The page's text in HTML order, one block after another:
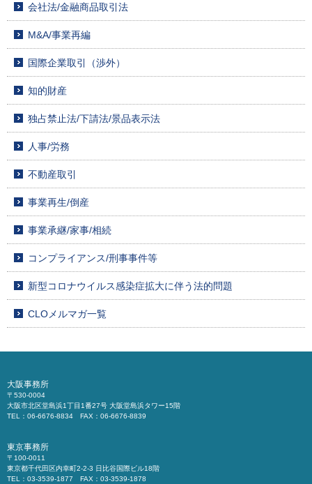
会社法/金融商品取引法
M&A/事業再編
国際企業取引（渉外）
知的財産
独占禁止法/下請法/景品表示法
人事/労務
不動産取引
事業再生/倒産
事業承継/家事/相続
コンプライアンス/刑事事件等
新型コロナウイルス感染症拡大に伴う法的問題
CLOメルマガ一覧
大阪事務所
〒530-0004
大阪市北区堂島浜1丁目1番27号 大阪堂島浜タワー15階
TEL：06-6676-8834 FAX：06-6676-8839
東京事務所
〒100-0011
東京都千代田区内幸町2-2-3 日比谷国際ビル18階
TEL：03-3539-1877 FAX：03-3539-1878